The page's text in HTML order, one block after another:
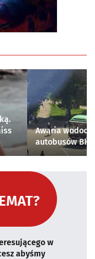
Awaria
autobusów
w
abyśmy